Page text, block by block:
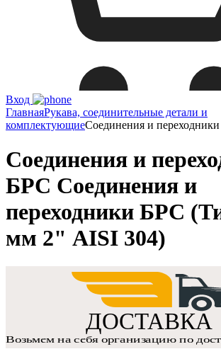
Вход
ГлавнаяРукава, соединительные детали и
комплектующиеСоединения и
Соединения и
БРС Соединения и
переходники БРС
мм 2" AISI 304)